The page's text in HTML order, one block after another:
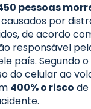
pessoas
causados por
de acordo
responsável
país. Segundo
do celular ao
400% o risco